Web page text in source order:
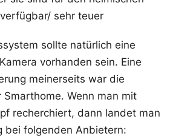
sehr teuer
sollte natürlich eine
vorhanden sein. Eine
meinerseits war die
Smarthome. Wenn man mit
recherchiert, dann landet man
bei folgenden Anbietern: